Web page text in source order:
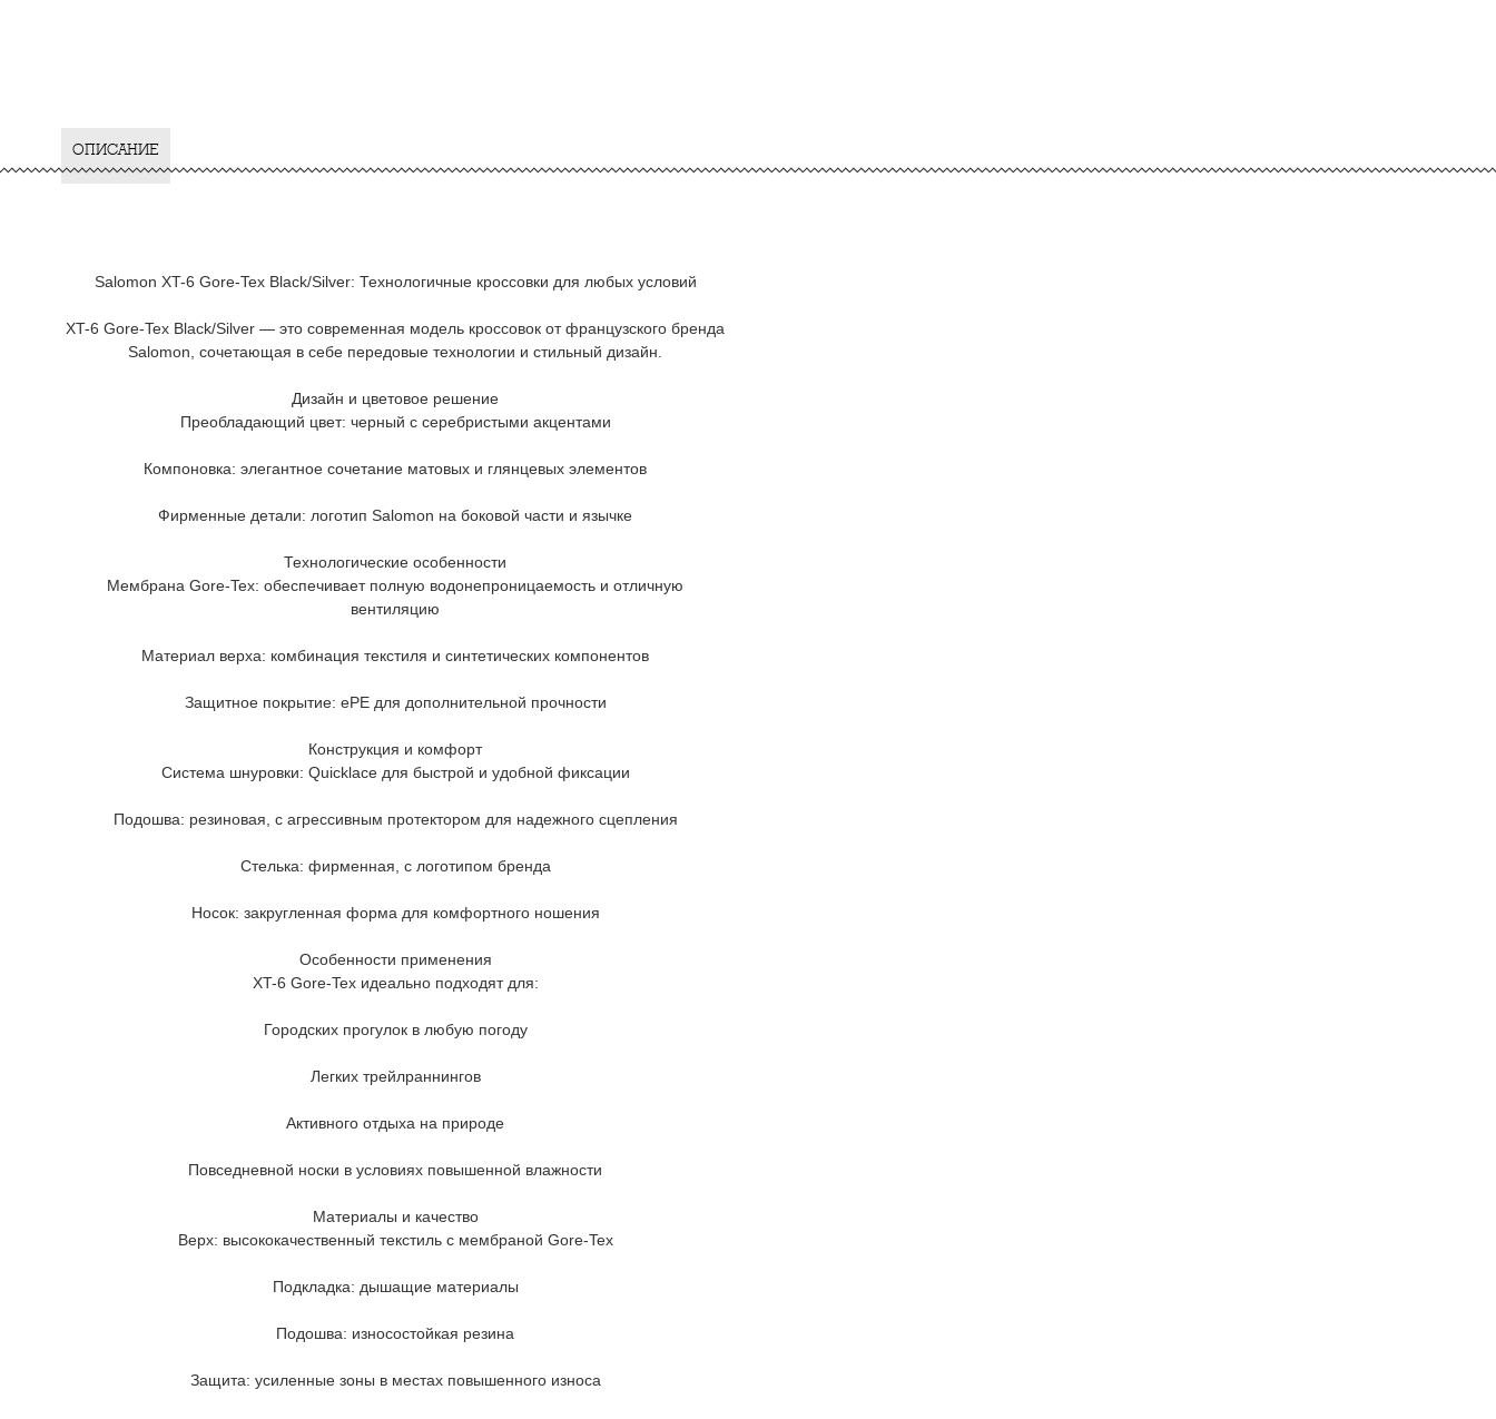
ОПИСАНИЕ
Salomon XT-6 Gore-Tex Black/Silver: Технологичные кроссовки для любых условий
XT-6 Gore-Tex Black/Silver — это современная модель кроссовок от французского бренда
Salomon, сочетающая в себе передовые технологии и стильный дизайн.
Дизайн и цветовое решение
Преобладающий цвет: черный с серебристыми акцентами
Компоновка: элегантное сочетание матовых и глянцевых элементов
Фирменные детали: логотип Salomon на боковой части и язычке
Технологические особенности
Мембрана Gore-Tex: обеспечивает полную водонепроницаемость и отличную
вентиляцию
Материал верха: комбинация текстиля и синтетических компонентов
Защитное покрытие: ePE для дополнительной прочности
Конструкция и комфорт
Система шнуровки: Quicklace для быстрой и удобной фиксации
Подошва: резиновая, с агрессивным протектором для надежного сцепления
Стелька: фирменная, с логотипом бренда
Носок: закругленная форма для комфортного ношения
Особенности применения
XT-6 Gore-Tex идеально подходят для:
Городских прогулок в любую погоду
Легких трейлраннингов
Активного отдыха на природе
Повседневной носки в условиях повышенной влажности
Материалы и качество
Верх: высококачественный текстиль с мембраной Gore-Tex
Подкладка: дышащие материалы
Подошва: износостойкая резина
Защита: усиленные зоны в местах повышенного износа